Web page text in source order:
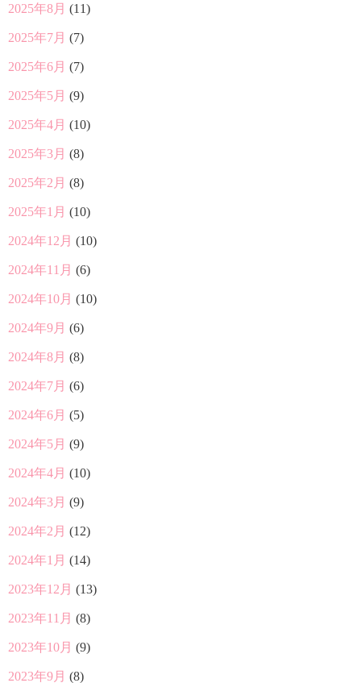
2025年8月 (11)
2025年7月 (7)
2025年6月 (7)
2025年5月 (9)
2025年4月 (10)
2025年3月 (8)
2025年2月 (8)
2025年1月 (10)
2024年12月 (10)
2024年11月 (6)
2024年10月 (10)
2024年9月 (6)
2024年8月 (8)
2024年7月 (6)
2024年6月 (5)
2024年5月 (9)
2024年4月 (10)
2024年3月 (9)
2024年2月 (12)
2024年1月 (14)
2023年12月 (13)
2023年11月 (8)
2023年10月 (9)
2023年9月 (8)